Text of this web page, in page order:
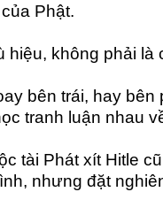
Phật.
hiệu, không phải là
bên trái, hay
tranh luận nhau
tài Phát xít Hitle
nhưng đặt